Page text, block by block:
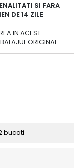
SI FARA
DE 14 ZILE
IN ACEST
ORIGINAL
bucati